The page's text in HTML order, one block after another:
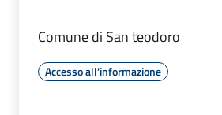
Comune di San teodoro
Accesso all'informazione